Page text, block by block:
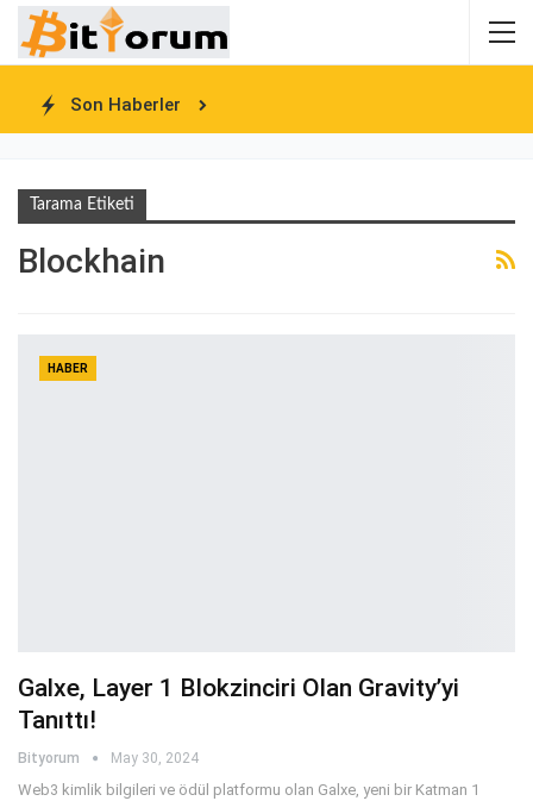
Son Haberler
Tarama Etiketi
Blockhain
HABER
Galxe, Layer 1 Blokzinciri Olan Gravity’yi
Tanıttı!
Bityorum May 30, 2024
Web3 kimlik bilgileri ve ödül platformu olan Galxe, yeni bir Katman 1